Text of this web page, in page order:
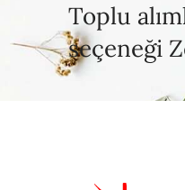
Toplu
seçeneği